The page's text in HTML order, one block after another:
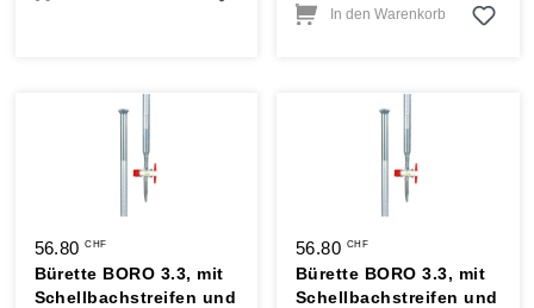
In den Warenkorb
56.80CHF
Bürette BORO 3.3, mit
Schellbachstreifen und
56.80 CHF
Bürette BORO 3.3, mit
Schellbachstreifen und